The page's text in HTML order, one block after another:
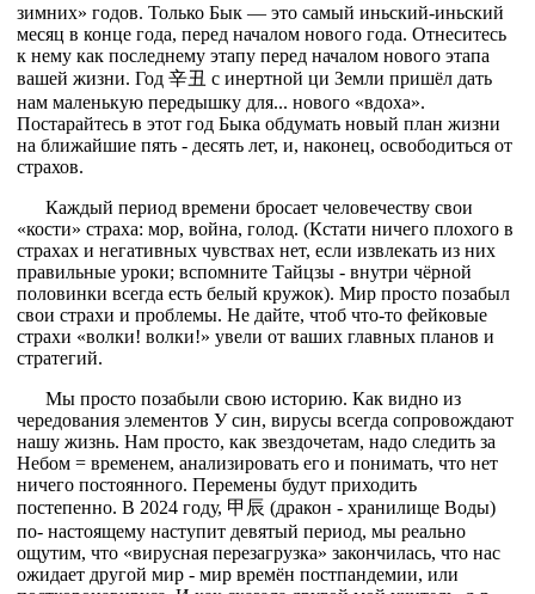
зимних» годов. Только Бык — это самый иньский-иньский
месяц в конце года, перед началом нового года. Отнеситесь
к нему как последнему этапу перед началом нового этапа
вашей жизни. Год 辛丑 с инертной ци Земли пришёл дать
нам маленькую передышку для... нового «вдоха».
Постарайтесь в этот год Быка обдумать новый план жизни
на ближайшие пять - десять лет, и, наконец, освободиться от
страхов.
Каждый период времени бросает человечеству свои
«кости» страха: мор, война, голод. (Кстати ничего плохого в
страхах и негативных чувствах нет, если извлекать из них
правильные уроки; вспомните Тайцзы - внутри чёрной
половинки всегда есть белый кружок). Мир просто позабыл
свои страхи и проблемы. Не дайте, чтоб что-то фейковые
страхи «волки! волки!» увели от ваших главных планов и
стратегий.
Мы просто позабыли свою историю. Как видно из
чередования элементов У син, вирусы всегда сопровождают
нашу жизнь. Нам просто, как звездочетам, надо следить за
Небом = временем, анализировать его и понимать, что нет
ничего постоянного. Перемены будут приходить
постепенно. В 2024 году, 甲辰 (дракон - хранилище Воды)
по- настоящему наступит девятый период, мы реально
ощутим, что «вирусная перезагрузка» закончилась, что нас
ожидает другой мир - мир времён постпандемии, или